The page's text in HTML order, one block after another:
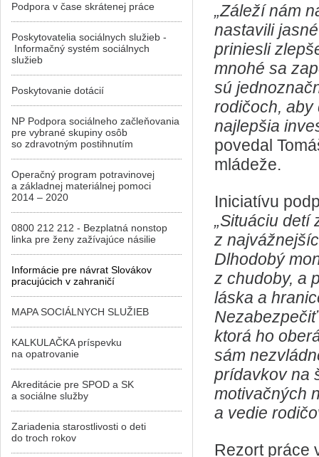
„Záleží nám
nastavili
priniesli
mnohé sa
sú
rodičoch, aby
najlepšia
povedal
mládeže.
Iniciatívu
„Situáciu detí
z
Dlhodobý
z chudoby, a
láska a
ktorá ho
sám
prídavkov na
motivačných
a vedie
Rezort práce
Podpora v čase skrátenej práce
Poskytovatelia sociálnych služieb -
Informačný systém sociálnych
služieb
Poskytovanie dotácií
NP Podpora sociálneho začleňovania
pre vybrané skupiny osôb
so zdravotným postihnutím
Operačný program potravinovej
a základnej materiálnej pomoci
2014 – 2020
0800 212 212 - Bezplatná nonstop
linka pre ženy zažívajúce násilie
Informácie pre návrat Slovákov
pracujúcich v zahraničí
MAPA SOCIÁLNYCH SLUŽIEB
KALKULAČKA príspevku
na opatrovanie
Akreditácie pre SPOD a SK
a sociálne služby
Zariadenia starostlivosti o deti
do troch rokov